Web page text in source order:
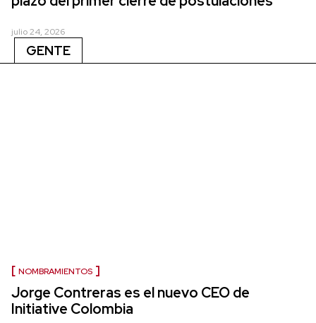
julio 24, 2026
GENTE
NOMBRAMIENTOS
Jorge Contreras es el nuevo CEO de
Initiative Colombia